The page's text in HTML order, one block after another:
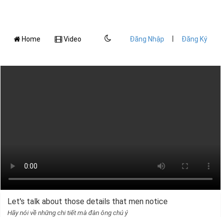
Home Video Đăng Nhập Đăng Ký
Let's talk about those details that men notice
Hãy nói về những chi tiết mà đàn ông chú ý